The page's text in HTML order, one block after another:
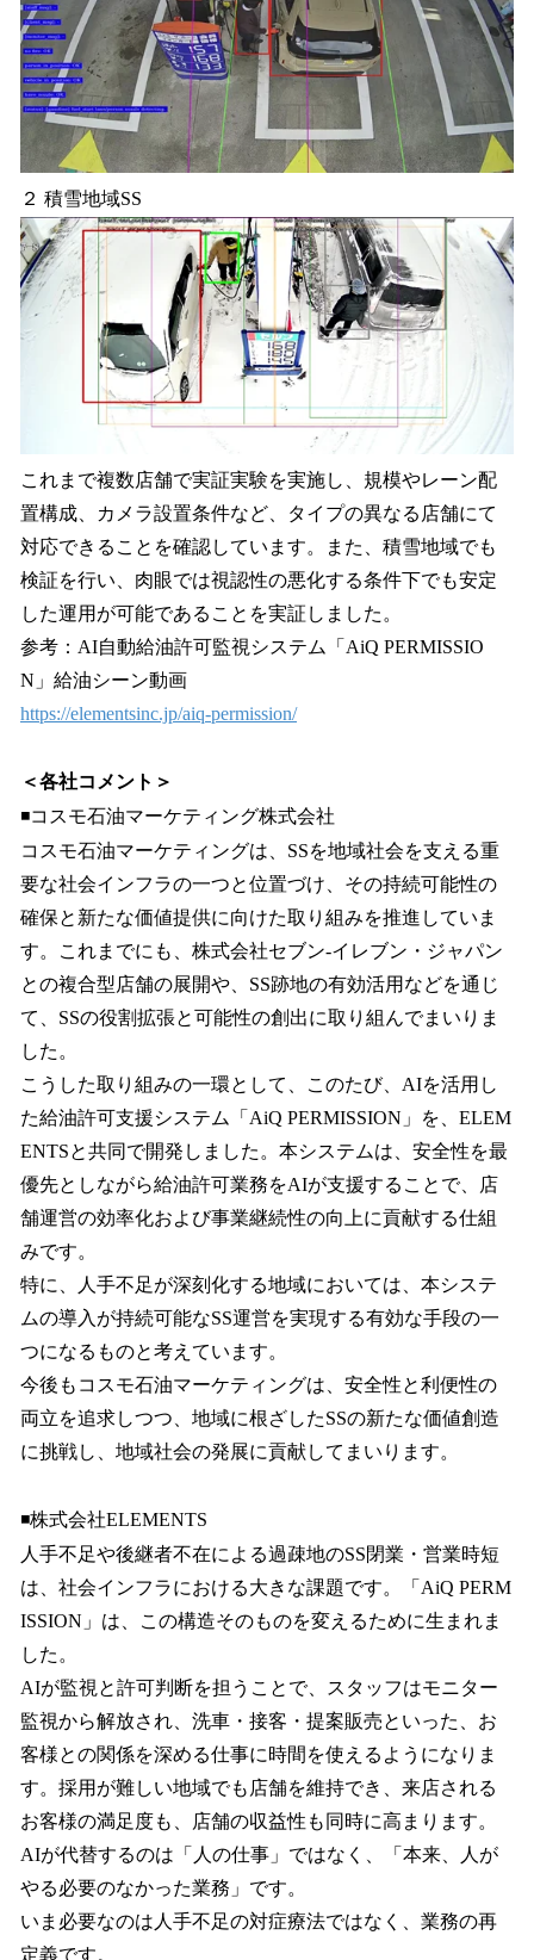
２ 積雪地域SS
これまで複数店舗で実証実験を実施し、規模やレーン配
置構成、カメラ設置条件など、タイプの異なる店舗にて
対応できることを確認しています。また、積雪地域でも
検証を行い、肉眼では視認性の悪化する条件下でも安定
した運用が可能であることを実証しました。
参考：AI自動給油許可監視システム「AiQ PERMISSIO
N」給油シーン動画
https://elementsinc.jp/aiq-permission/
＜各社コメント＞
◾️コスモ石油マーケティング株式会社
コスモ石油マーケティングは、SSを地域社会を支える重
要な社会インフラの一つと位置づけ、その持続可能性の
確保と新たな価値提供に向けた取り組みを推進していま
す。これまでにも、株式会社セブン‐イレブン・ジャパン
との複合型店舗の展開や、SS跡地の有効活用などを通じ
て、SSの役割拡張と可能性の創出に取り組んでまいりま
した。
こうした取り組みの一環として、このたび、AIを活用し
た給油許可支援システム「AiQ PERMISSION」を、ELEM
ENTSと共同で開発しました。本システムは、安全性を最
優先としながら給油許可業務をAIが支援することで、店
舗運営の効率化および事業継続性の向上に貢献する仕組
みです。
特に、人手不足が深刻化する地域においては、本システ
ムの導入が持続可能なSS運営を実現する有効な手段の一
つになるものと考えています。
今後もコスモ石油マーケティングは、安全性と利便性の
両立を追求しつつ、地域に根ざしたSSの新たな価値創造
に挑戦し、地域社会の発展に貢献してまいります。
◾️株式会社ELEMENTS
人手不足や後継者不在による過疎地のSS閉業・営業時短
は、社会インフラにおける大きな課題です。「AiQ PERM
ISSION」は、この構造そのものを変えるために生まれま
した。
AIが監視と許可判断を担うことで、スタッフはモニター
監視から解放され、洗車・接客・提案販売といった、お
客様との関係を深める仕事に時間を使えるようになりま
す。採用が難しい地域でも店舗を維持でき、来店される
お客様の満足度も、店舗の収益性も同時に高まります。
AIが代替するのは「人の仕事」ではなく、「本来、人が
やる必要のなかった業務」です。
いま必要なのは人手不足の対症療法ではなく、業務の再
定義です。